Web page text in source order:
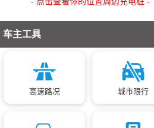
车主工具
高速路况 城市限行